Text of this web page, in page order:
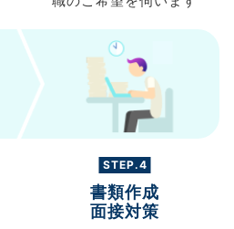
STEP.4
書類作成
面接対策